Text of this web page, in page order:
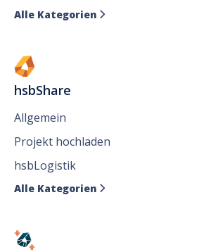
Alle Kategorien 
hsbShare
Allgemein
Projekt hochladen
hsbLogistik
Alle Kategorien 